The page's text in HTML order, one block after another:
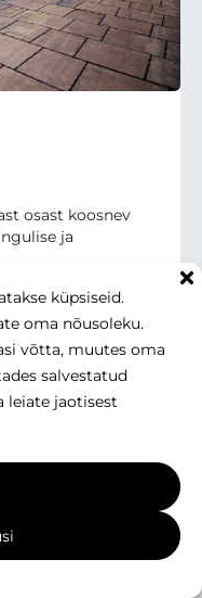
küpsiseid.
oma nõusoleku.
võtta, muutes oma
salvestatud
leiate jaotisest
osast koosnev
ja